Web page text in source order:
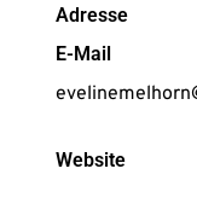
Adresse
E-Mail
Website